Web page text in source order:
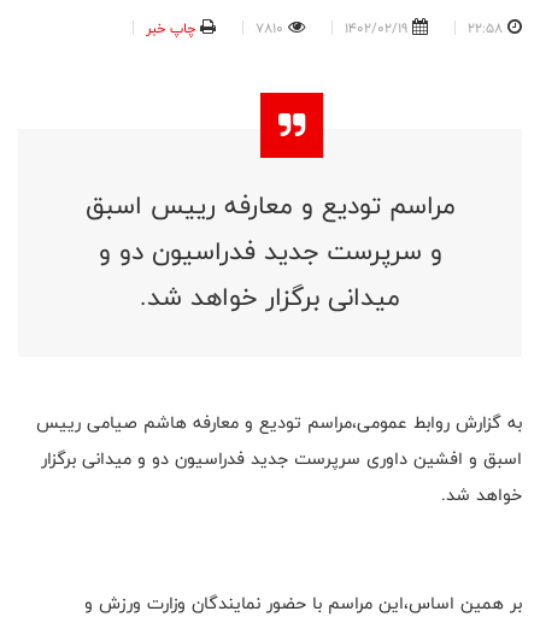
22:58
1402/02/19
7810 چاپ خبر
مراسم تودیع و معارفه رییس اسبق
و سرپرست جدید فدراسیون دو و
میدانی برگزار خواهد شد.
به گزارش روابط عمومی،مراسم تودیع و معارفه هاشم صیامی رییس
اسبق و افشین داوری سرپرست جدید فدراسیون دو و میدانی برگزار
خواهد شد.
بر همین اساس،این مراسم با حضور نمایندگان وزارت ورزش و